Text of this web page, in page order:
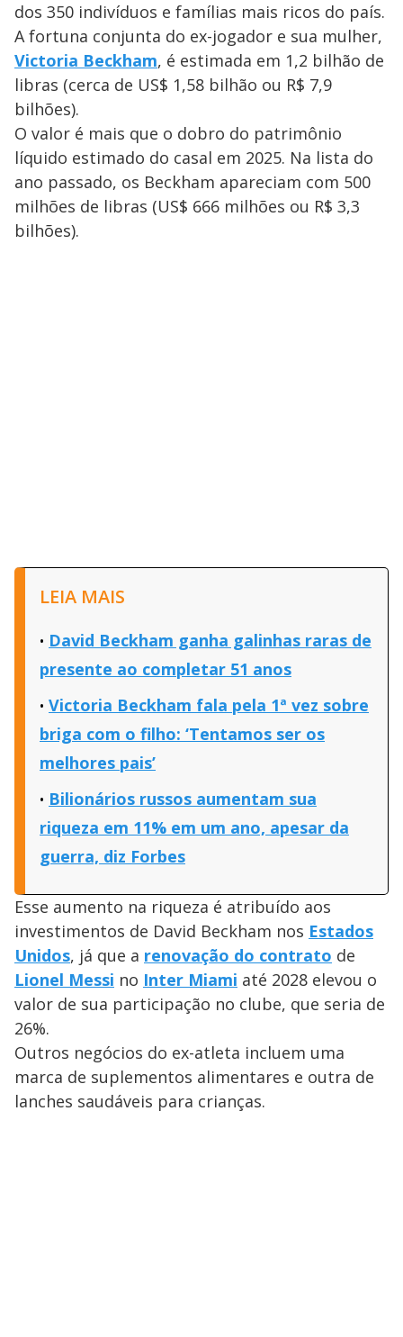
dos 350 indivíduos e famílias mais ricos do país.
A fortuna conjunta do ex-jogador e sua mulher,
Victoria Beckham, é estimada em 1,2 bilhão de
libras (cerca de US$ 1,58 bilhão ou R$ 7,9
bilhões).
O valor é mais que o dobro do patrimônio
líquido estimado do casal em 2025. Na lista do
ano passado, os Beckham apareciam com 500
milhões de libras (US$ 666 milhões ou R$ 3,3
bilhões).
LEIA MAIS
David Beckham ganha galinhas raras de
presente ao completar 51 anos
Victoria Beckham fala pela 1ª vez sobre
briga com o filho: ‘Tentamos ser os
melhores pais’
Bilionários russos aumentam sua
riqueza em 11% em um ano, apesar da
guerra, diz Forbes
Esse aumento na riqueza é atribuído aos
investimentos de David Beckham nos Estados
Unidos, já que a renovação do contrato de
Lionel Messi no Inter Miami até 2028 elevou o
valor de sua participação no clube, que seria de
26%.
Outros negócios do ex-atleta incluem uma
marca de suplementos alimentares e outra de
lanches saudáveis para crianças.